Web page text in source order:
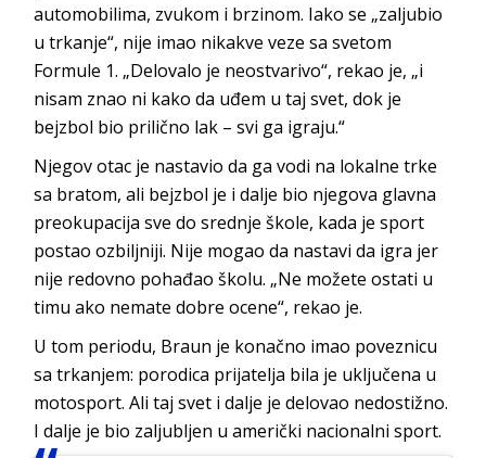
automobilima, zvukom i brzinom. Iako se „zaljubio
u trkanje“, nije imao nikakve veze sa svetom
Formule 1. „Delovalo je neostvarivo“, rekao je, „i
nisam znao ni kako da uđem u taj svet, dok je
bejzbol bio prilično lak – svi ga igraju.“
Njegov otac je nastavio da ga vodi na lokalne trke
sa bratom, ali bejzbol je i dalje bio njegova glavna
preokupacija sve do srednje škole, kada je sport
postao ozbiljniji. Nije mogao da nastavi da igra jer
nije redovno pohađao školu. „Ne možete ostati u
timu ako nemate dobre ocene“, rekao je.
U tom periodu, Braun je konačno imao poveznicu
sa trkanjem: porodica prijatelja bila je uključena u
motosport. Ali taj svet i dalje je delovao nedostižno.
I dalje je bio zaljubljen u američki nacionalni sport.